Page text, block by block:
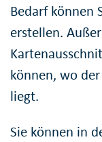
Bedarf können
erstellen.
können, wo
liegt.
Sie können in